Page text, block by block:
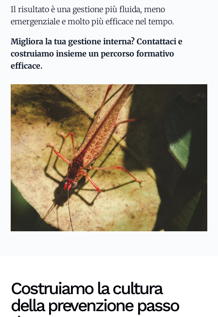
Il risultato è una gestione più fluida, meno
emergenziale e molto più efficace nel tempo.
Migliora la tua gestione interna? Contattaci e
costruiamo insieme un percorso formativo
efficace.
Costruiamo la cultura
della prevenzione passo